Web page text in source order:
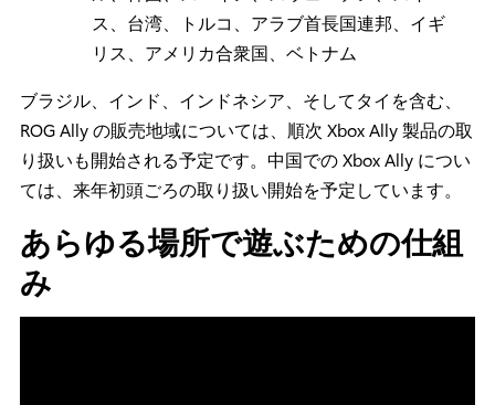
ス、台湾、トルコ、アラブ首長国連邦、イギ
リス、アメリカ合衆国、ベトナム
ブラジル、インド、インドネシア、そしてタイを含む、
ROG Ally の販売地域については、順次 Xbox Ally 製品の取
り扱いも開始される予定です。中国での Xbox Ally につい
ては、来年初頭ごろの取り扱い開始を予定しています。
あらゆる場所で遊ぶための仕組
み